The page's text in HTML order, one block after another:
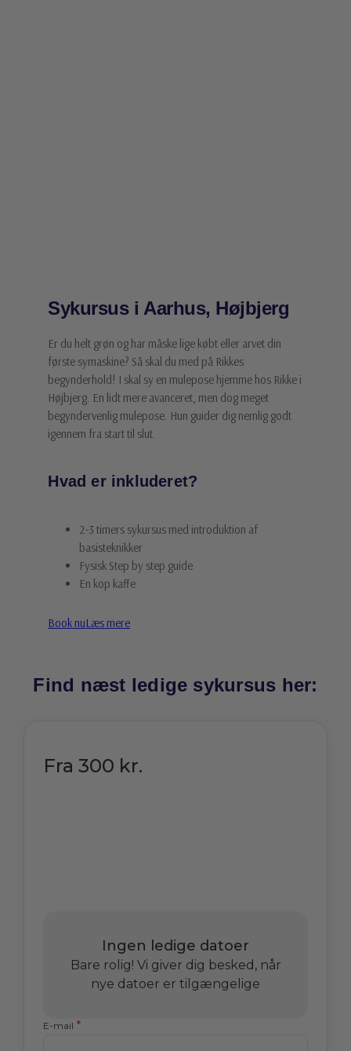
Sykursus i Aarhus, Højbjerg
Er du helt grøn og har måske lige købt eller arvet din
første symaskine? Så skal du med på Rikkes
begynderhold! I skal sy en mulepose hjemme hos Rikke i
Højbjerg. En lidt mere avanceret, men dog meget
begyndervenlig mulepose. Hun guider dig nemlig godt
igennem fra start til slut.
Hvad er inkluderet?
2-3 timers sykursus med introduktion af
basisteknikker
Fysisk Step by step guide
En kop kaffe
Book nuLæs mere
Find næst ledige sykursus her: